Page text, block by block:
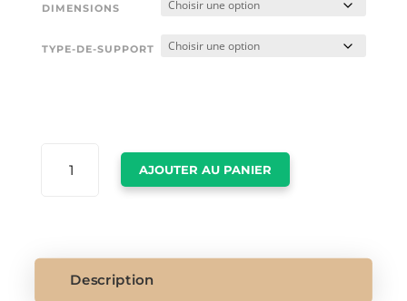
DIMENSIONS
TYPE-DE-SUPPORT
AJOUTER AU PANIER
Description